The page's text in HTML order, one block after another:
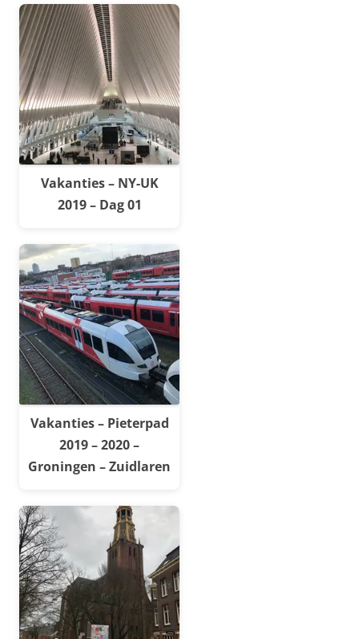
Vakanties – NY-UK
2019 – Dag 01
Vakanties – Pieterpad
2019 – 2020 –
Groningen – Zuidlaren